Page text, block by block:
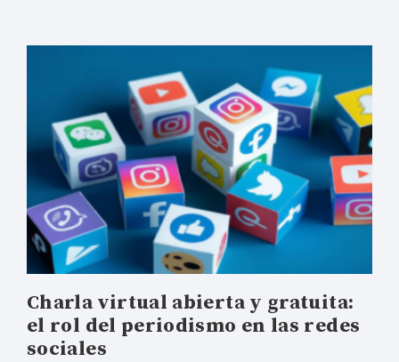
Charla virtual abierta y gratuita:
el rol del periodismo en las redes
sociales